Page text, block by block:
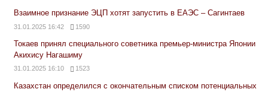
Взаимное признание ЭЦП хотят запустить в ЕАЭС – Сагинтаев
31.01.2025 16:42 1590
Токаев принял специального советника премьер-министра Японии
Акихису Нагашиму
31.01.2025 16:10 1523
Казахстан определился с окончательным списком потенциальных